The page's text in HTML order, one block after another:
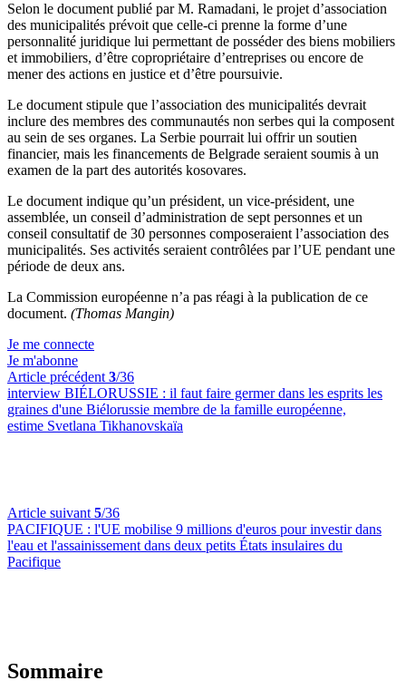
Selon le document publié par M. Ramadani, le projet d’association
des municipalités prévoit que celle-ci prenne la forme d’une
personnalité juridique lui permettant de posséder des biens mobiliers
et immobiliers, d’être copropriétaire d’entreprises ou encore de
mener des actions en justice et d’être poursuivie.
Le document stipule que l’association des municipalités devrait
inclure des membres des communautés non serbes qui la composent
au sein de ses organes. La Serbie pourrait lui offrir un soutien
financier, mais les financements de Belgrade seraient soumis à un
examen de la part des autorités kosovares.
Le document indique qu’un président, un vice-président, une
assemblée, un conseil d’administration de sept personnes et un
conseil consultatif de 30 personnes composeraient l’association des
municipalités. Ses activités seraient contrôlées par l’UE pendant une
période de deux ans.
La Commission européenne n’a pas réagi à la publication de ce
document. (Thomas Mangin)
Je me connecte
Je m'abonne
Article précédent 3/36
interview BIÉLORUSSIE : il faut faire germer dans les esprits les
graines d'une Biélorussie membre de la famille européenne,
estime Svetlana Tikhanovskaïa
Article suivant 5/36
PACIFIQUE : l'UE mobilise 9 millions d'euros pour investir dans
l'eau et l'assainissement dans deux petits États insulaires du
Pacifique
Sommaire